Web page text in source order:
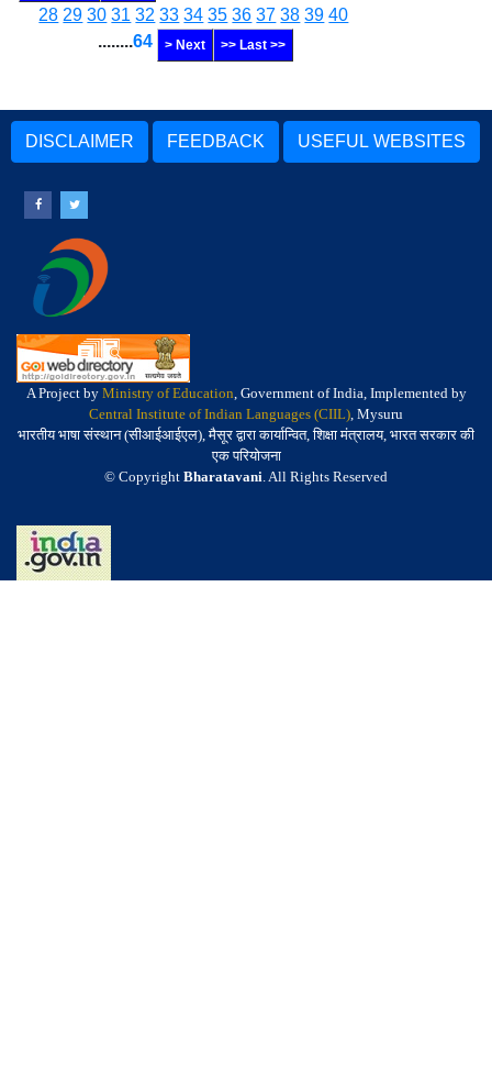
28 29 30 31 32 33 34 35 36 37 38 39 40
........64 > Next >> Last >>
DISCLAIMER FEEDBACK USEFUL WEBSITES
A Project by Ministry of Education, Government of India, Implemented by
Central Institute of Indian Languages (CIIL), Mysuru
भारतीय भाषा संस्थान (सीआईआईएल), मैसूर द्वारा कार्यान्वित, शिक्षा मंत्रालय, भारत सरकार की
एक परियोजना
© Copyright Bharatavani. All Rights Reserved